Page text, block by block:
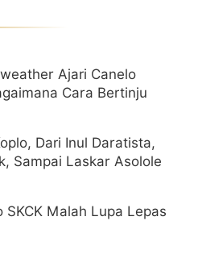
Ajari Canelo
Cara Bertinju
Dari Inul Daratista,
Sampai Laskar Asolole
SKCK Malah Lupa Lepas